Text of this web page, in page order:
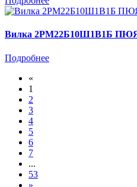
Вилка 2РМ22Б10Ш1В1Б
Подробнее
«
1
2
3
4
5
6
7
...
53
»